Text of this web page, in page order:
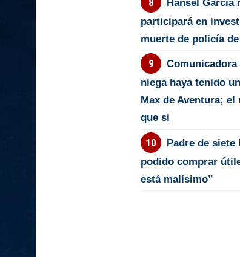
Hansel García
participará en
muerte de policía de
niega haya tenido
Max de Aventura;
que si
Padre de
podido comprar
está malísimo”